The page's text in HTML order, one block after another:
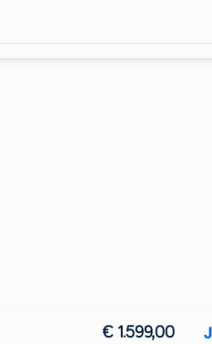
€ 1.599,00